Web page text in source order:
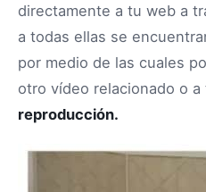
directamente a tu web a
a todas ellas se
por medio de las cuales
otro vídeo relacionado o a
reproducción.